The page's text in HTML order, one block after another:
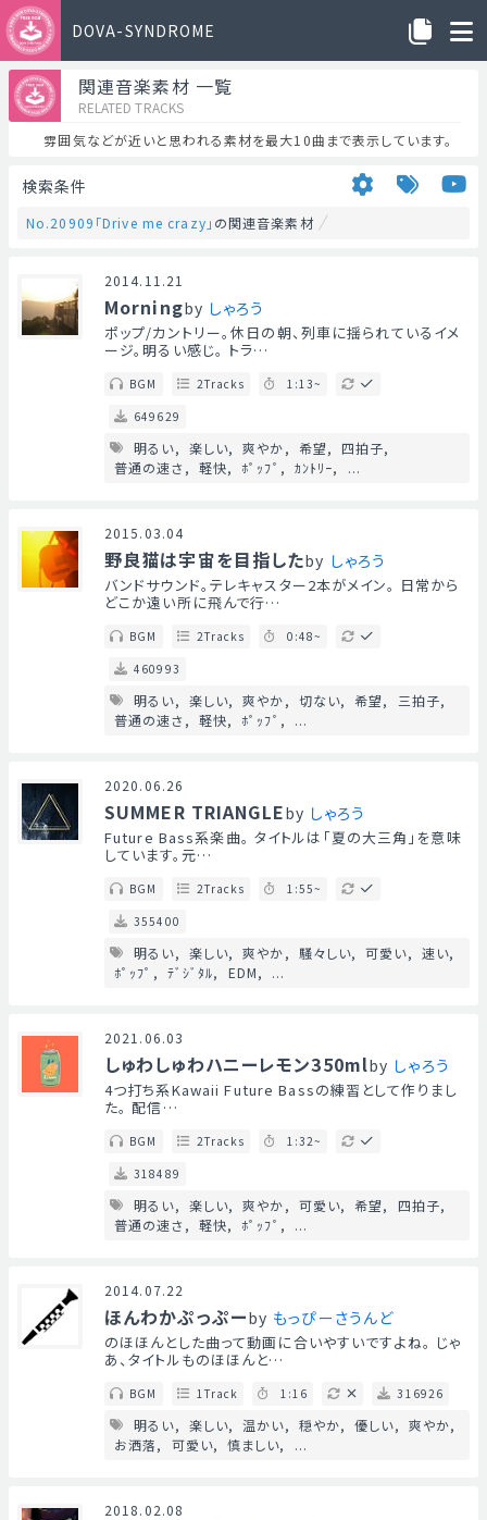
DOVA-SYNDROME
関連音楽素材 一覧
RELATED TRACKS
雰囲気などが近いと思われる素材を最大10曲まで表示しています。
検索条件
No.20909「Drive me crazy」 の関連音楽素材
2014.11.21
Morningby しゃろう
ポップ/カントリー。休日の朝、列車に揺られているイメ
ージ。明るい感じ。 トラ…
BGM 2Tracks
1:13~
649629
明るい 楽しい 爽やか 希望
四拍子
普通の速さ
軽快 ﾎﾟｯﾌﾟ ｶﾝﾄﾘｰ ...
2015.03.04
野良猫は宇宙を目指したby しゃろう
バンドサウンド。テレキャスター2本がメイン。 日常から
どこか遠い所に飛んで行…
BGM 2Tracks
0:48~
460993
明るい 楽しい 爽やか 切ない 希望
三拍子
普通の速さ
軽快 ﾎﾟｯﾌﾟ ...
2020.06.26
SUMMER TRIANGLEby しゃろう
Future Bass系楽曲。 タイトルは「夏の大三角」を意味
しています。元…
BGM 2Tracks
1:55~
355400
明るい 楽しい 爽やか 騒々しい 可愛い
速い
ﾎﾟｯﾌﾟ
ﾃﾞｼﾞﾀﾙ EDM ...
2021.06.03
しゅわしゅわハニーレモン350mlby しゃろう
4つ打ち系Kawaii Future Bassの練習として作りまし
た。 配信…
BGM 2Tracks
1:32~
318489
明るい 楽しい 爽やか 可愛い 希望
四拍子
普通の速さ
軽快 ﾎﾟｯﾌﾟ ...
2014.07.22
ほんわかぷっぷーby もっぴーさうんど
のほほんとした曲って動画に合いやすいですよね。 じゃ
あ、タイトルものほほんと…
BGM 1Track 1:16 316926
明るい 楽しい 温かい 穏やか 優しい
爽やか
お洒落
可愛い 慎ましい ...
2018.02.08